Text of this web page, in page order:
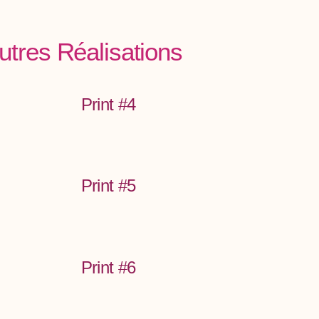
Réalisations
Print #4
Print #5
Print #6